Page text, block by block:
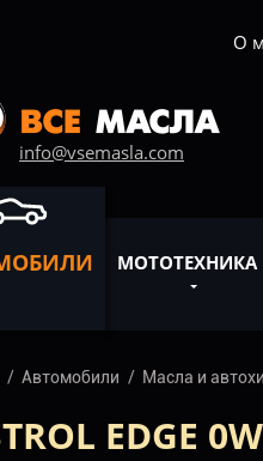
О
info@vsemasla.com
МОТОТЕХНИКА
Автомобили Масла и
EDGE